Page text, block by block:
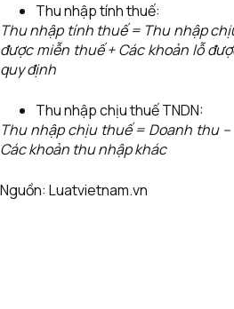
Thu nhập tính thuế:
Thu nhập tính thuế = Thu nhập
được miễn thuế + Các khoản lỗ
quy định
Thu nhập chịu thuế TNDN:
Thu nhập chịu thuế = Doanh thu
Các khoản thu nhập khác
Nguồn: Luatvietnam.vn